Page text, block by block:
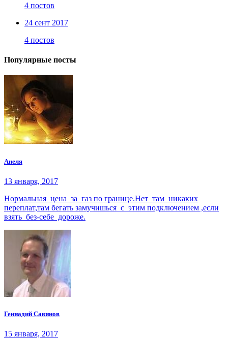
4 постов
24 сент 2017
4 постов
Популярные посты
Анеля
13 января, 2017
Нормальная цена за газ по границе.Нет там никаких
переплат,там бегать замучишься с этим подключением ,если
взять без-себе дороже.
Геннадий Савинов
15 января, 2017